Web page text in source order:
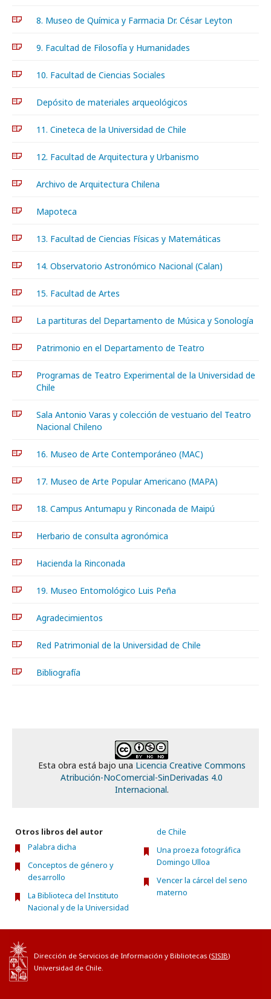
8. Museo de Química y Farmacia Dr. César Leyton
9. Facultad de Filosofía y Humanidades
10. Facultad de Ciencias Sociales
Depósito de materiales arqueológicos
11. Cineteca de la Universidad de Chile
12. Facultad de Arquitectura y Urbanismo
Archivo de Arquitectura Chilena
Mapoteca
13. Facultad de Ciencias Físicas y Matemáticas
14. Observatorio Astronómico Nacional (Calan)
15. Facultad de Artes
La partituras del Departamento de Música y Sonología
Patrimonio en el Departamento de Teatro
Programas de Teatro Experimental de la Universidad de
Chile
Sala Antonio Varas y colección de vestuario del Teatro
Nacional Chileno
16. Museo de Arte Contemporáneo (MAC)
17. Museo de Arte Popular Americano (MAPA)
18. Campus Antumapu y Rinconada de Maipú
Herbario de consulta agronómica
Hacienda la Rinconada
19. Museo Entomológico Luis Peña
Agradecimientos
Red Patrimonial de la Universidad de Chile
Bibliografía
Esta obra está bajo una Licencia Creative Commons
Atribución-NoComercial-SinDerivadas 4.0
Internacional.
Otros libros del autor
Palabra dicha
Conceptos de género y
desarrollo
La Biblioteca del Instituto
Nacional y de la Universidad
de Chile
Una proeza fotográfica
Domingo Ulloa
Vencer la cárcel del seno
materno
Dirección de Servicios de Información y Bibliotecas (SISIB)
Universidad de Chile.